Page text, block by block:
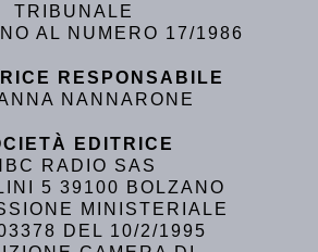
TRIBUNALE
AL NUMERO 17/1986
RESPONSABILE
NANNARONE
EDITRICE
RADIO SAS
5 39100 BOLZANO
MINISTERIALE
DEL 10/2/1995